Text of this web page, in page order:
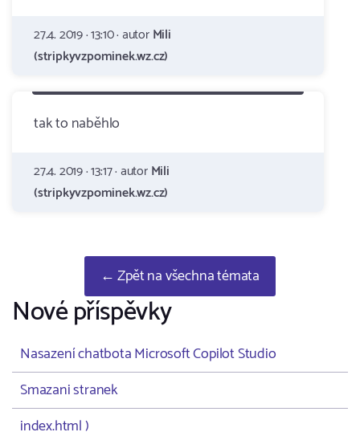
27.4. 2019 · 13:10 · autorMili
(stripkyvzpominek.wz.cz)
tak to naběhlo
27.4. 2019 · 13:17 · autorMili
(stripkyvzpominek.wz.cz)
← Zpět na všechna témata
Nové příspěvky
Nasazení chatbota Microsoft Copilot Studio
Smazani stranek
index.html )